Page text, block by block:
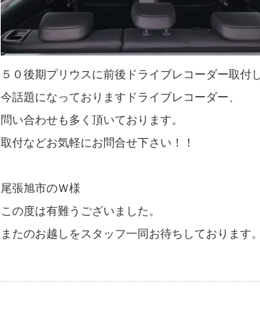
５０後期プリウスに前後ドライブレコーダー取付
今話題になっておりますドライブレコーダー、
問い合わせも多く頂いております。
取付などお気軽にお問合せ下さい！！
尾張旭市のＷ様
この度は有難うございました。
またのお越しをスタッフ一同お待ちしております。